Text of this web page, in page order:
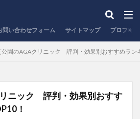
問い合わせフォーム サイトマップ プロフィ
公園のAGAクリニック 評判・効果別おすすめラン
ニック 評判・効果別おすす
！